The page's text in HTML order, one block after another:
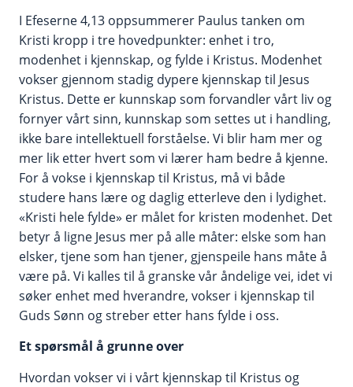
I Efeserne 4,13 oppsummerer Paulus tanken om
Kristi kropp i tre hovedpunkter: enhet i tro,
modenhet i kjennskap, og fylde i Kristus. Modenhet
vokser gjennom stadig dypere kjennskap til Jesus
Kristus. Dette er kunnskap som forvandler vårt liv og
fornyer vårt sinn, kunnskap som settes ut i handling,
ikke bare intellektuell forståelse. Vi blir ham mer og
mer lik etter hvert som vi lærer ham bedre å kjenne.
For å vokse i kjennskap til Kristus, må vi både
studere hans lære og daglig etterleve den i lydighet.
«Kristi hele fylde» er målet for kristen modenhet. Det
betyr å ligne Jesus mer på alle måter: elske som han
elsker, tjene som han tjener, gjenspeile hans måte å
være på. Vi kalles til å granske vår åndelige vei, idet vi
søker enhet med hverandre, vokser i kjennskap til
Guds Sønn og streber etter hans fylde i oss.
Et spørsmål å grunne over
Hvordan vokser vi i vårt kjennskap til Kristus og